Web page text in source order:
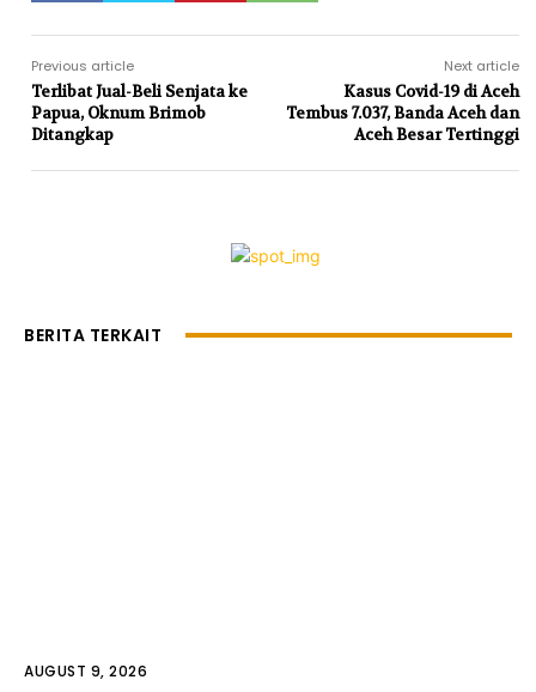
Previous article
Terlibat Jual-Beli Senjata ke
Papua, Oknum Brimob
Ditangkap
Next article
Kasus Covid-19 di Aceh
Tembus 7.037, Banda Aceh dan
Aceh Besar Tertinggi
BERITA TERKAIT
AUGUST 9, 2026